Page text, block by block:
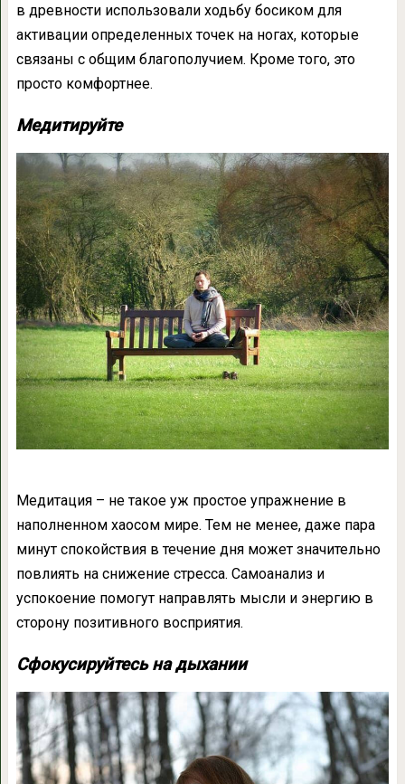
в древности использовали ходьбу босиком для
активации определенных точек на ногах, которые
связаны с общим благополучием. Кроме того, это
просто комфортнее.
Медитируйте
Медитация – не такое уж простое упражнение в
наполненном хаосом мире. Тем не менее, даже пара
минут спокойствия в течение дня может значительно
повлиять на снижение стресса. Самоанализ и
успокоение помогут направлять мысли и энергию в
сторону позитивного восприятия.
Сфокусируйтесь на дыхании